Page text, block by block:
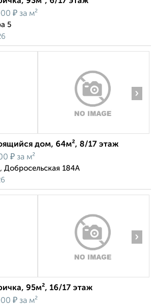
₽ за м²
5
›
дом, 64м², 8/17 этаж
₽ за м²
Добросельская 184А
›
95м², 16/17 этаж
₽ за м²